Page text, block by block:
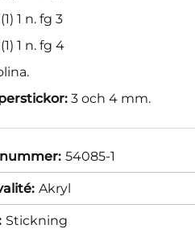
(1) 1 n. fg 3
(1) 1 n. fg 4
3 och 4 mm.
54085-1
Akryl
Stickning